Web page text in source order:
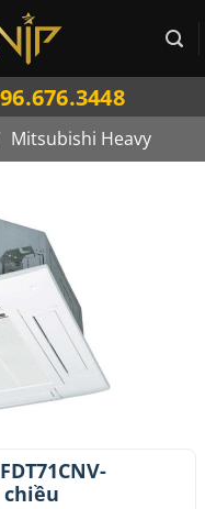
Mitsubishi Heavy
chiều